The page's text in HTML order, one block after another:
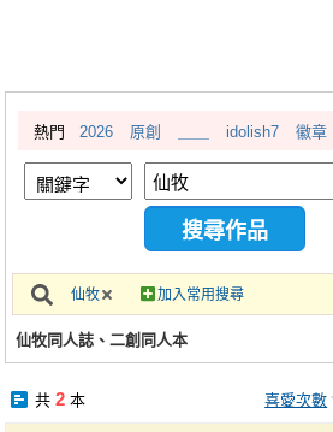
繪圖藝廊
交流中心
攤位轉讓區
會員中心
註冊會員
熱門 2026 原創 idolish7 徽章
仙牧 加入常用搜尋
仙牧同人誌、二創同人本
共 2本 喜愛次數